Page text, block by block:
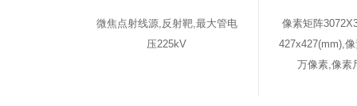
微焦点射线源,反射靶,最大管电
压225kV
像素矩阵
427x427(mm),像
万像素,像素